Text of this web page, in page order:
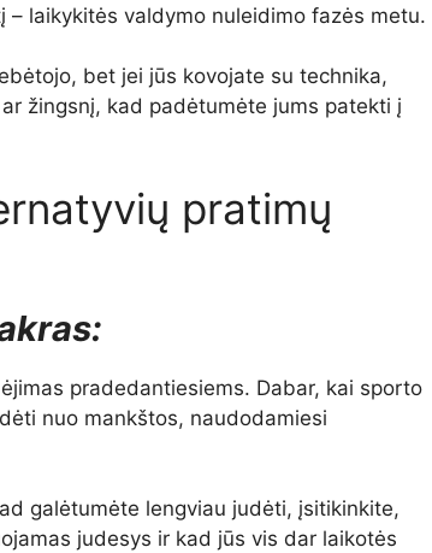
– laikykitės valdymo nuleidimo fazės metu.
bet jei jūs kovojate su technika,
žingsnį, kad padėtumėte jums patekti į
pratimų
pradedantiesiems. Dabar, kai sporto
nuo mankštos, naudodamiesi
galėtumėte lengviau judėti, įsitikinkite,
judesys ir kad jūs vis dar laikotės